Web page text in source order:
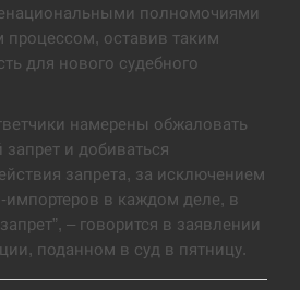
уничтожены”: в МИДе
на…
найбільші військові
загрози вторгнення з…
полномочиями
процессом, оставив таким
для нового судебного
намерены обжаловать
и добиваться
запрета, за исключением
в каждом деле, в
– говорится в заявлении
поданном в суд в пятницу.